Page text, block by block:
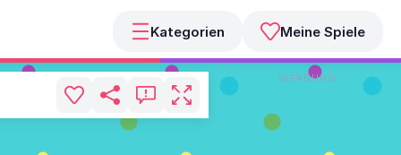
Kategorien Meine Spiele
WERBUNG